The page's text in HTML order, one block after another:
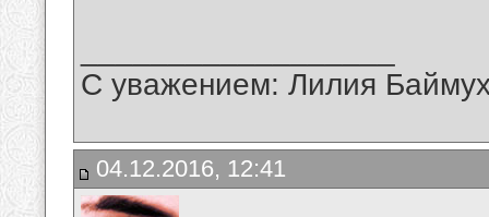
С уважением: Лилия
04.12.2016, 12:41